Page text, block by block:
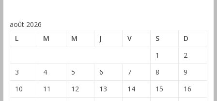
août 2026
L
M M J V S D
1
2
3
4 5 6 7 8
9
10
11 12 13 14 15
16